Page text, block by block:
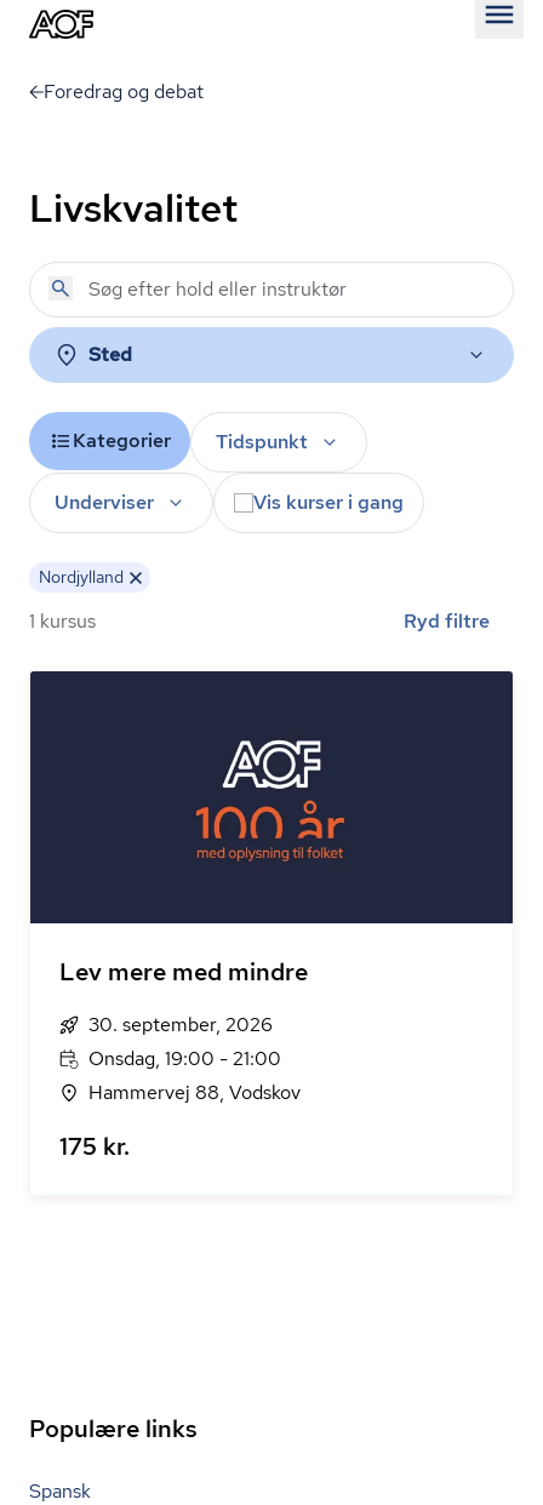
Foredrag og debat
Livskvalitet
Sted
Kategorier Tidspunkt
Underviser Vis kurser i gang
Nordjylland
1 kursus Ryd filtre
Lev mere med mindre
30. september, 2026
Onsdag, 19:00 - 21:00
Hammervej 88, Vodskov
175 kr.
Populære links
Spansk